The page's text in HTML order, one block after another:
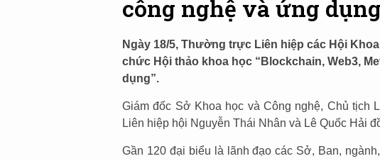
công nghệ và ứng dụng
Ngày 18/5, Thường trực Liên hiệp các Hội
chức Hội thảo khoa học “Blockchain, Web3,
dụng”.
Giám đốc Sở Khoa học và Công nghệ, Chủ tịch
Liên hiệp hội Nguyễn Thái Nhân và Lê Quốc Hải
Gần 120 đại biểu là lãnh đạo các Sở, Ban,